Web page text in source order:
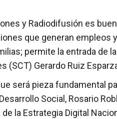
y Radiodifusión es
que generan
permite la entrada de
(SCT) Gerardo Ruiz
será pieza fundamental
Social, Rosario
la Estrategia Digital